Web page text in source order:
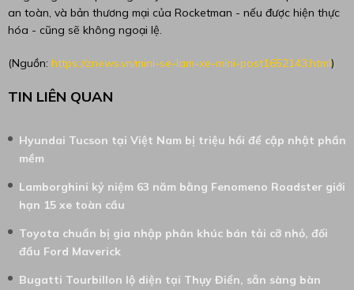
an toàn, và bản thương mại của Rocketman - nếu được hiện thực
hóa - cũng sẽ không ngoại lệ.
(Nguồn: https://znews.vn/mini-se-lam-xe-mini-post1652143.html)
TIN LIÊN QUAN
Hyundai Tucson tại Việt Nam bị triệu hồi để cập nhật phần
mềm
Lamborghini kỷ niệm 63 năm bằng Fenomeno Roadster giới
hạn 15 xe toàn cầu
Toyota chuẩn bị gia nhập phân khúc bán tải cỡ nhỏ, đối
đầu Ford Maverick
Bugatti Tourbillon lộ diện tại Thụy Điển, sẵn sàng bàn